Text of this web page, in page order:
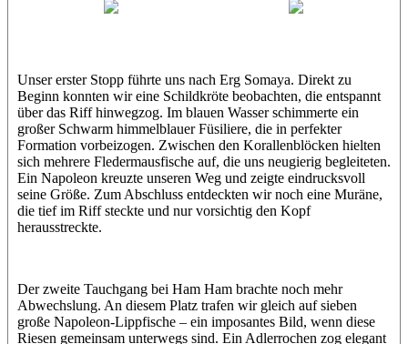
Unser erster Stopp führte uns nach Erg Somaya. Direkt zu
Beginn konnten wir eine Schildkröte beobachten, die entspannt
über das Riff hinwegzog. Im blauen Wasser schimmerte ein
großer Schwarm himmelblauer Füsiliere, die in perfekter
Formation vorbeizogen. Zwischen den Korallenblöcken hielten
sich mehrere Fledermausfische auf, die uns neugierig begleiteten.
Ein Napoleon kreuzte unseren Weg und zeigte eindrucksvoll
seine Größe. Zum Abschluss entdeckten wir noch eine Muräne,
die tief im Riff steckte und nur vorsichtig den Kopf
herausstreckte.
Der zweite Tauchgang bei Ham Ham brachte noch mehr
Abwechslung. An diesem Platz trafen wir gleich auf sieben
große Napoleon-Lippfische – ein imposantes Bild, wenn diese
Riesen gemeinsam unterwegs sind. Ein Adlerrochen zog elegant